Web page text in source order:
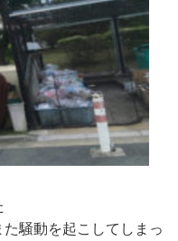
た騒動を起こしてしまっ